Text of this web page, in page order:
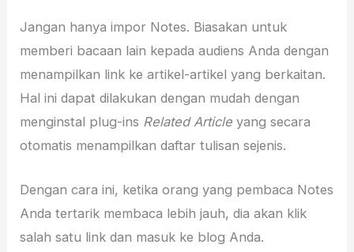
Jangan hanya impor Notes. Biasakan untuk
memberi bacaan lain kepada audiens Anda dengan
menampilkan link ke artikel-artikel yang berkaitan.
Hal ini dapat dilakukan dengan mudah dengan
menginstal plug-ins Related Article yang secara
otomatis menampilkan daftar tulisan sejenis.
Dengan cara ini, ketika orang yang pembaca Notes
Anda tertarik membaca lebih jauh, dia akan klik
salah satu link dan masuk ke blog Anda.